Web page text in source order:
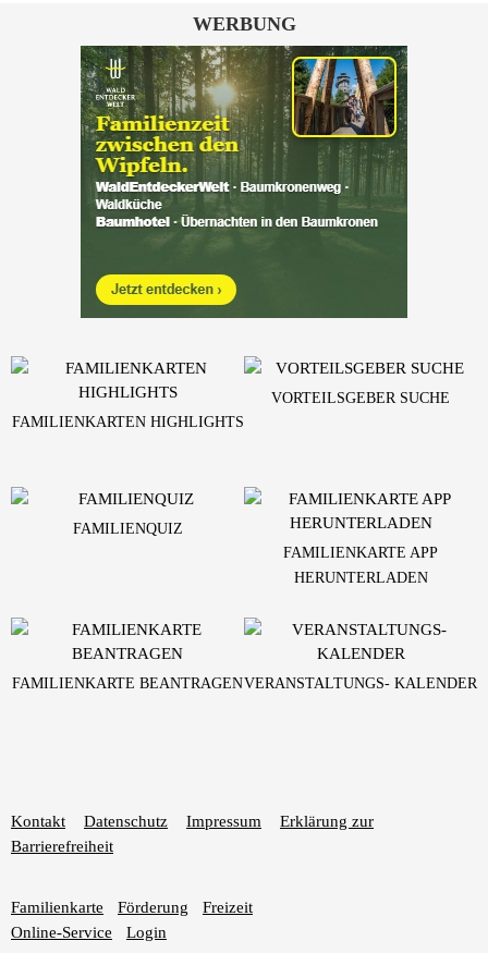
WERBUNG
Kontakt Datenschutz Impressum
Erklärung zur
Barrierefreiheit
Familienkarte Förderung
Freizeit
Online-Service
Login
FAMILIENKARTEN HIGHLIGHTS
VORTEILSGEBER SUCHE
FAMILIENQUIZ
FAMILIENKARTE APP
HERUNTERLADEN
FAMILIENKARTE BEANTRAGENVERANSTALTUNGS- KALENDER